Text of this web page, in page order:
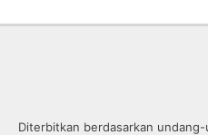
Diterbitkan berdasarkan